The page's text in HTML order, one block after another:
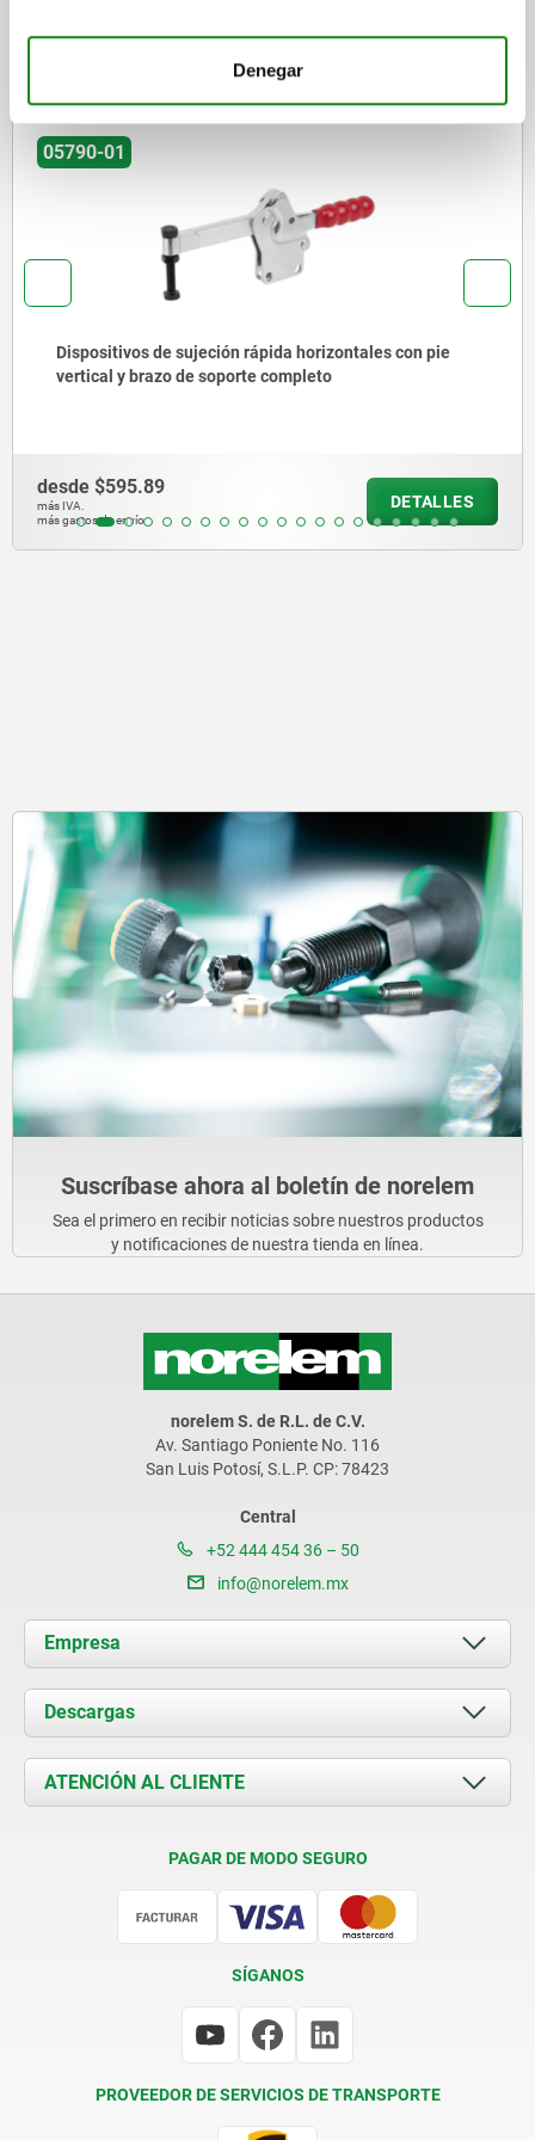
Denegar
Otros clientes también
compraron
05790-01
Dispositivos de sujeción rápida horizontales con pie
vertical y brazo de soporte completo
desde $595.89
más IVA.
más gastos de envío
DETALLES
Suscríbase ahora al boletín de norelem
Sea el primero en recibir noticias sobre nuestros productos
y notificaciones de nuestra tienda en línea.
norelem S. de R.L. de C.V.
Av. Santiago Poniente No. 116
San Luis Potosí, S.L.P. CP: 78423
Central
+52 444 454 36 – 50
info@norelem.mx
Empresa
Acerca de nosotros
Novedades
Contacto
Descargas
Documents
ATENCIÓN AL CLIENTE
PAGAR DE MODO SEGURO
SÍGANOS
PROVEEDOR DE SERVICIOS DE TRANSPORTE